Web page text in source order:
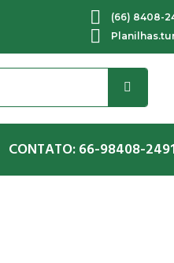
(66) 8408-
CONTATO: 66-98408-